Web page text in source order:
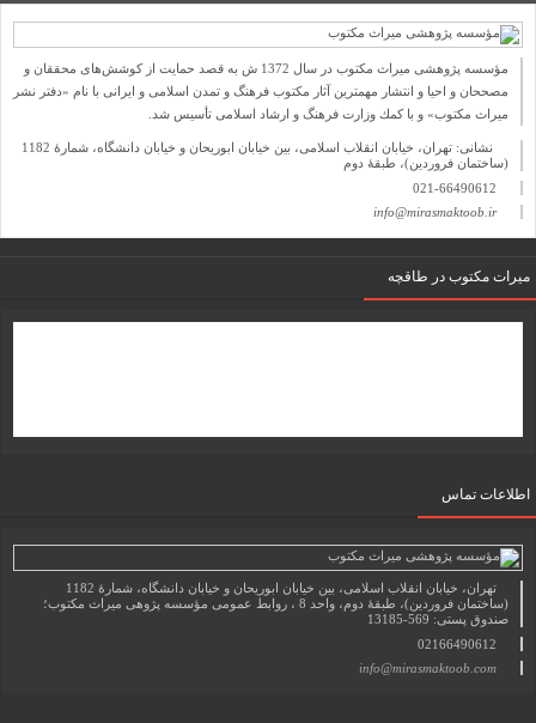
مؤسسه پژوهشی میراث مكتوب در سال 1372 ش به قصد حمایت از كوشش‌های محققان و
مصححان و احیا و انتشار مهمترین آثار مكتوب فرهنگ و تمدن اسلامی و ایرانی با نام «دفتر نشر
میراث مكتوب» و با كمك وزارت فرهنگ و ارشاد اسلامی تأسیس شد.
نشانی: تهران، خیابان انقلاب اسلامی، بین خیابان ابوریحان و خیابان دانشگاه، شمارۀ 1182
(ساختمان فروردین)، طبقۀ دوم
021-66490612
info@mirasmaktoob.ir
میرات مکتوب در طاقچه
اطلاعات تماس
تهران، خیابان انقلاب اسلامی، بین خیابان ابوریحان و خیابان دانشگاه، شمارۀ 1182
(ساختمان فروردین)، طبقۀ دوم، واحد 8 ، روابط عمومی مؤسسه پژوهی میراث مکتوب؛
صندوق پستی: 569-13185
02166490612
info@mirasmaktoob.com